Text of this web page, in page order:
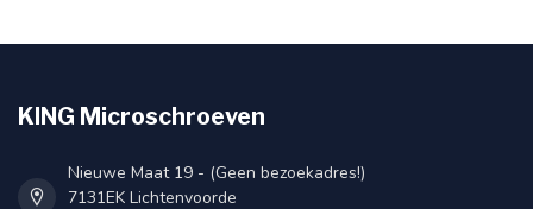
KING Microschroeven
Nieuwe Maat 19 - (Geen bezoekadres!)
7131EK Lichtenvoorde